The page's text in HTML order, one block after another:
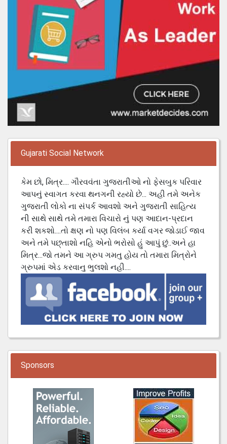
Gujarati Social Network
કેમ છો, મિત્ર.... ગૌરવવંતા ગુજરાતીઓ નો ફેસબુક પરિવાર
આપનું સ્વાગત કરવા થનગની રહ્યો છે... અહી તમે અનેક
ગુજરાતી લોકો ના સંપર્ક આવશો અને ગુજરાતી સાહિત્ય
ની સાથે સાથે તમે તમારા વિચારો નું પણ આદાન-પ્રદાન
કરી શકશો....તો ક્ષણ નો પણ વિલંબ કર્યા વગર જોડાઈ જાવ
અને તમે પછ્તાશો નહિ એનો ભરોસો હું આપું છું..અને હા
મિત્ર...જો તમને આ ગ્રુપ ગમતુ હોય તો તમારા મિત્રોને
ગ્રુપમાં એડ કરવાનુ ભુલશો નહી....
Sponsors